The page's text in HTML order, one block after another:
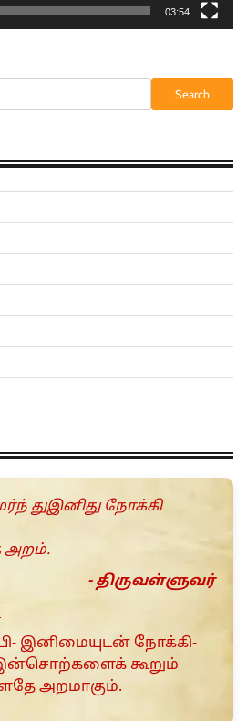
03:54
Search
துஇனிது நோக்கி
- திருவள்ளுவர்
இனிமையுடன் நோக்கி-
கூறும்
அறமாகும்.